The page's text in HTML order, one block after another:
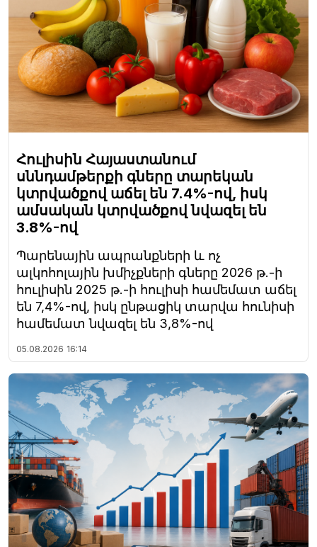
Հուլիսին Հայաստանում
սննդամթերքի գները տարեկան
կտրվածքով աճել են 7.4%-ով, իսկ
ամսական կտրվածքով նվազել են
3.8%-ով
Պարենային ապրանքների և ոչ
ալկոհոլային խմիչքների գները 2026 թ.-ի
հուլիսին 2025 թ.-ի հուլիսի համեմատ աճել
են 7,4%-ով, իսկ ընթացիկ տարվա հունիսի
համեմատ նվազել են 3,8%-ով
05.08.2026 16:14